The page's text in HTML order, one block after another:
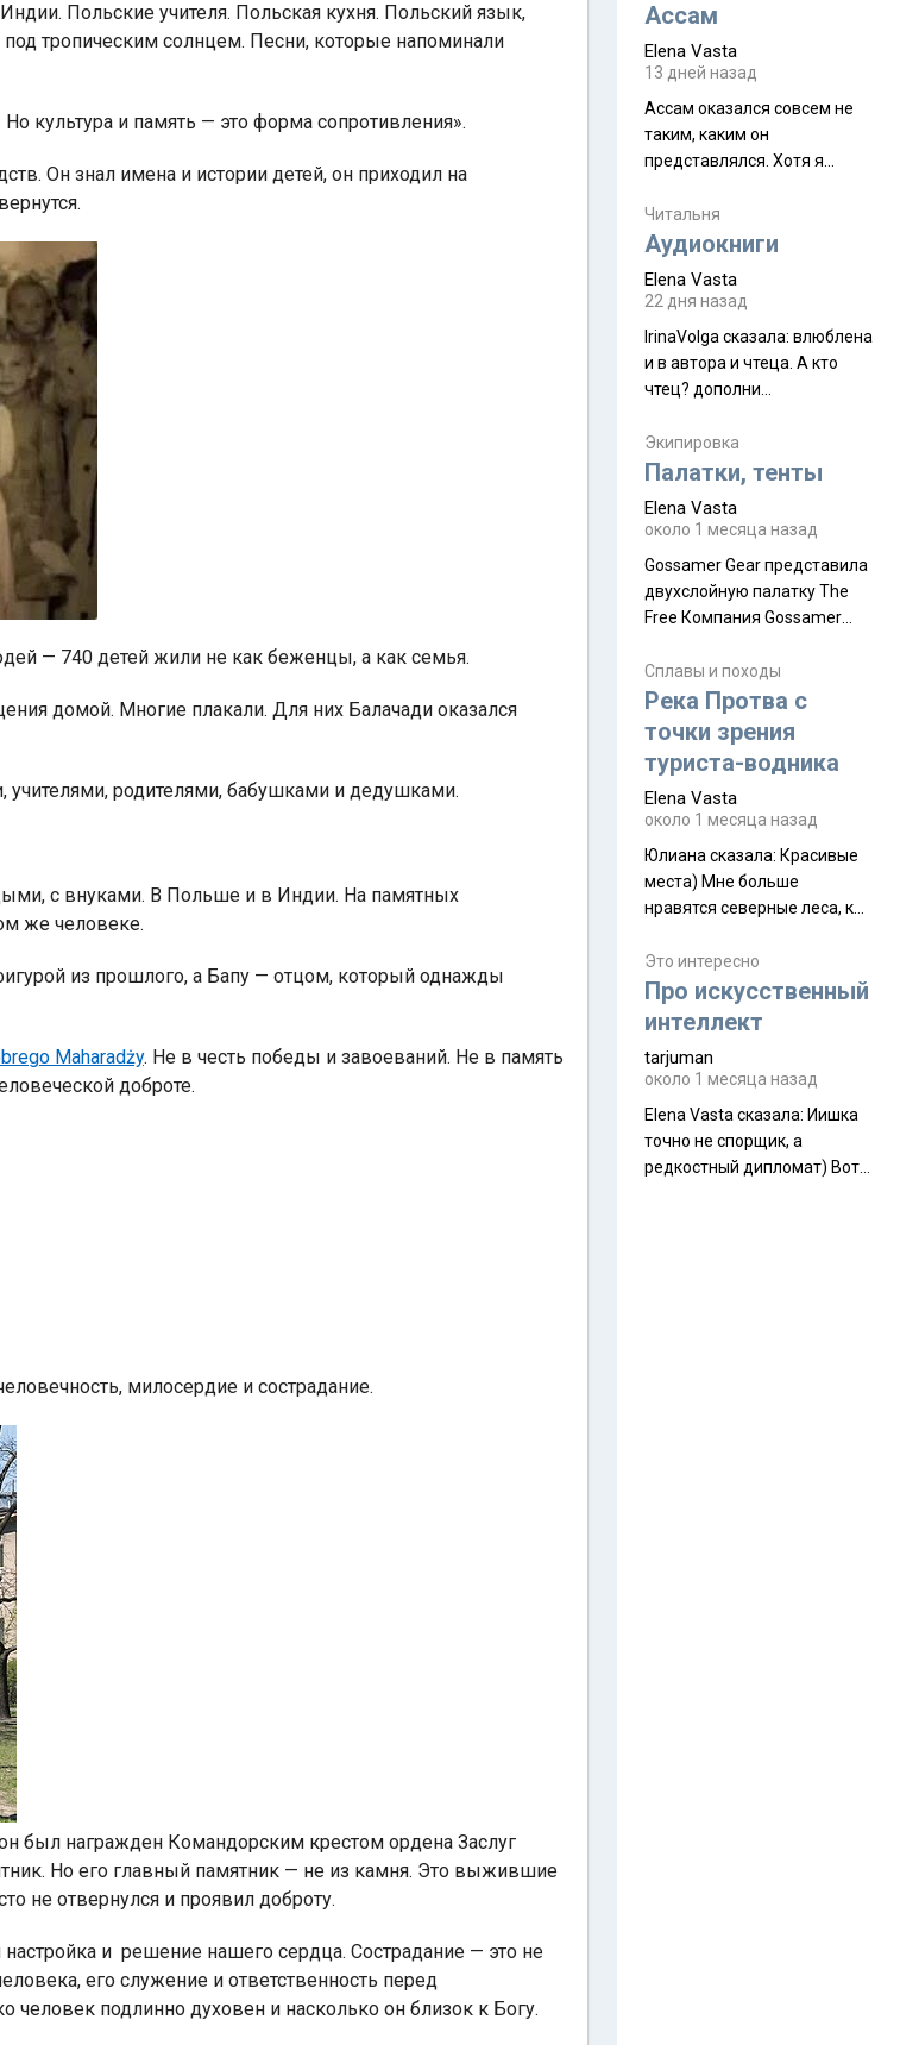
Польские учителя. Польская кухня. Польский язык,
тропическим солнцем. Песни, которые напоминали
культура и память — это форма сопротивления».
Он знал имена и истории детей, он приходил на
— 740 детей жили не как беженцы, а как семья.
домой. Многие плакали. Для них Балачади оказался
родителями, бабушками и дедушками.
с внуками. В Польше и в Индии. На памятных
же человеке.
из прошлого, а Бапу — отцом, который однажды
Maharadży. Не в честь победы и завоеваний. Не в память
доброте.
милосердие и сострадание.
был награжден Командорским крестом ордена Заслуг
Но его главный памятник — не из камня. Это выжившие
не отвернулся и проявил доброту.
и решение нашего сердца. Сострадание — это не
его служение и ответственность перед
человек подлинно духовен и насколько он близок к Богу.
Ассам
Elena Vasta
13 дней назад
Ассам оказался совсем не
таким, каким он
представлялся. Хотя я
краешек, но все же схватила
ауру штата, как-то он меня
природа, мягкие
такая как бы переходная
ступень между привычной
нам Индией и остальными
надеюсь увидеть.
Читальня
Аудиокниги
Elena Vasta
22 дня назад
IrinaVolga сказалa: влюблена
и в автора и чтеца. А кто
чтец? дополни
Экипировка
Палатки, тенты
Elena Vasta
около 1 месяца назад
Gossamer Gear представила
двухслойную палатку The
Free Компания Gossamer
туристическую палатку The
Free, которая стала первой
ультралегкой моделью в
ассортименте
производителя. Новинка
получила двухслойную
конструкцию с отдельным
внешним тентом и сетчатой
внутренней палаткой, а ее
комплектации составляет
около 845 г. Палатка весит
менее
Сплавы и походы
Река Протва с
точки зрения
туриста-водника
Elena Vasta
около 1 месяца назад
Юлиана сказалa: Красивые
места) Мне больше
нравятся северные леса, как
южной тайги
Это интересно
Про искусственный
интеллект
tarjuman
около 1 месяца назад
Elena Vasta сказалa: Иишка
точно не спорщик, а
редкостный дипломат) Вот,